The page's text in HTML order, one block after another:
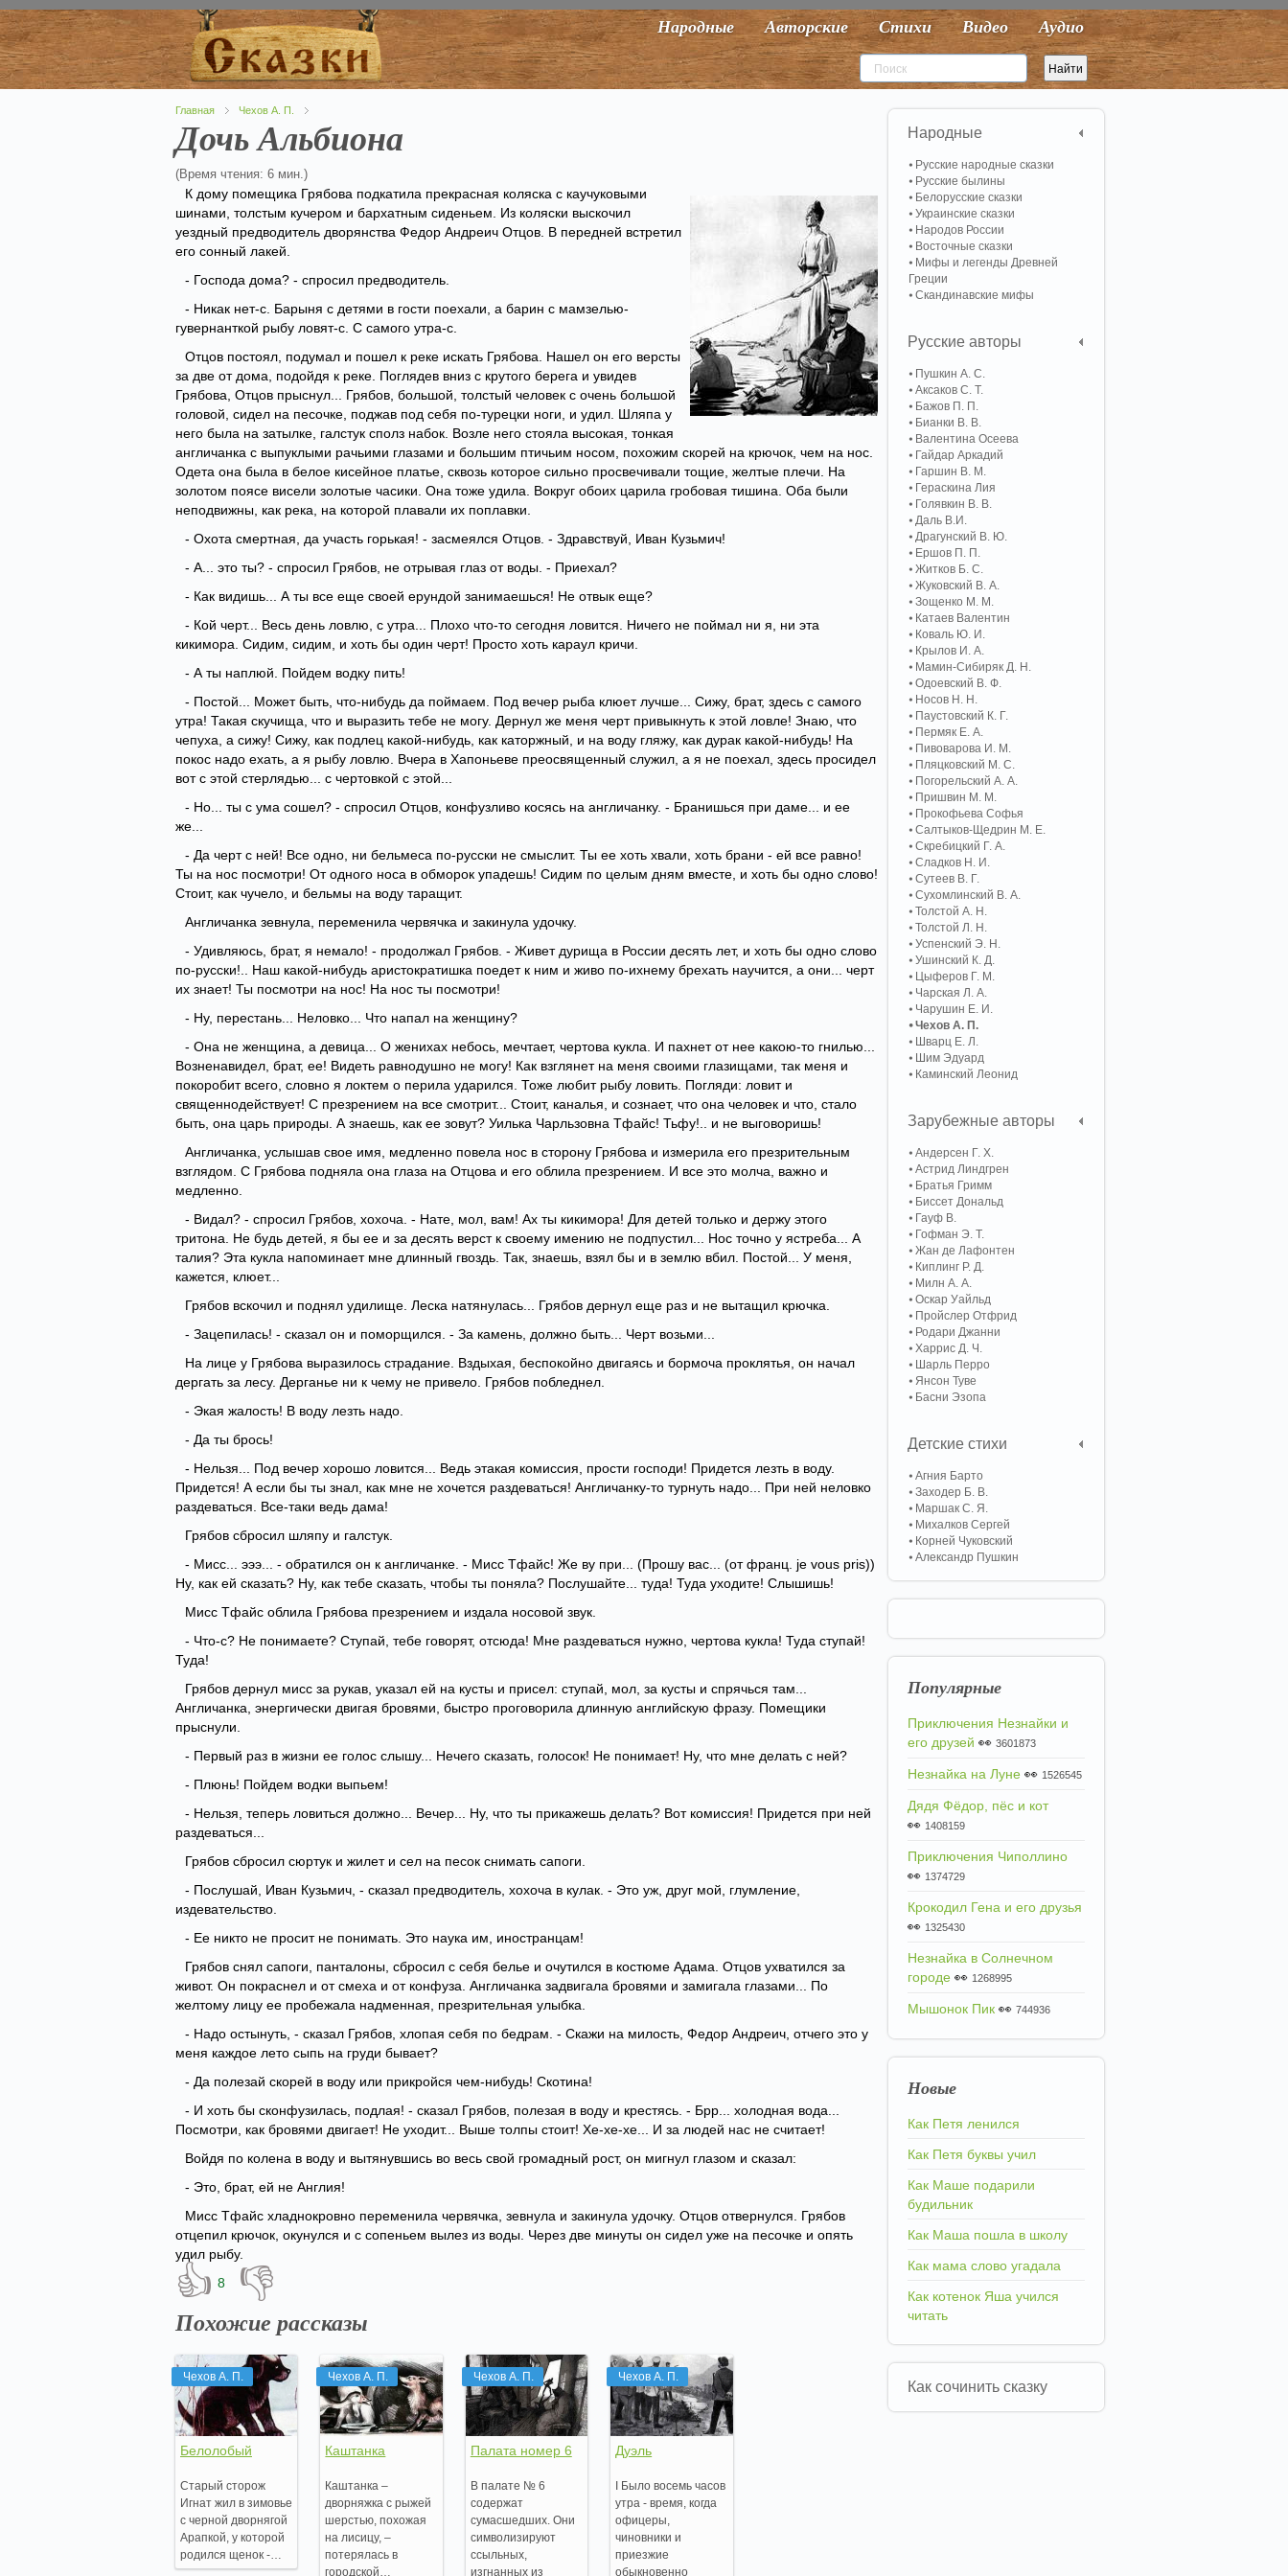
Народные Авторские Стихи Видео Аудио
Главная Чехов А. П.
Дочь Альбиона
(Время чтения: 6 мин.)
К дому помещика Грябова подкатила прекрасная коляска с каучуковыми
шинами, толстым кучером и бархатным сиденьем. Из коляски выскочил
уездный предводитель дворянства Федор Андреич Отцов. В передней встретил
его сонный лакей.
- Господа дома? - спросил предводитель.
- Никак нет-с. Барыня с детями в гости поехали, а барин с мамзелью-
гувернанткой рыбу ловят-с. С самого утра-с.
Отцов постоял, подумал и пошел к реке искать Грябова. Нашел он его версты
за две от дома, подойдя к реке. Поглядев вниз с крутого берега и увидев
Грябова, Отцов прыснул... Грябов, большой, толстый человек с очень большой
головой, сидел на песочке, поджав под себя по-турецки ноги, и удил. Шляпа у
него была на затылке, галстук сполз набок. Возле него стояла высокая, тонкая
англичанка с выпуклыми рачьими глазами и большим птичьим носом, похожим скорей на крючок, чем на нос.
Одета она была в белое кисейное платье, сквозь которое сильно просвечивали тощие, желтые плечи. На
золотом поясе висели золотые часики. Она тоже удила. Вокруг обоих царила гробовая тишина. Оба были
неподвижны, как река, на которой плавали их поплавки.
- Охота смертная, да участь горькая! - засмеялся Отцов. - Здравствуй, Иван Кузьмич!
- А... это ты? - спросил Грябов, не отрывая глаз от воды. - Приехал?
- Как видишь... А ты все еще своей ерундой занимаешься! Не отвык еще?
- Кой черт... Весь день ловлю, с утра... Плохо что-то сегодня ловится. Ничего не поймал ни я, ни эта
кикимора. Сидим, сидим, и хоть бы один черт! Просто хоть караул кричи.
- А ты наплюй. Пойдем водку пить!
- Постой... Может быть, что-нибудь да поймаем. Под вечер рыба клюет лучше... Сижу, брат, здесь с самого
утра! Такая скучища, что и выразить тебе не могу. Дернул же меня черт привыкнуть к этой ловле! Знаю, что
чепуха, а сижу! Сижу, как подлец какой-нибудь, как каторжный, и на воду гляжу, как дурак какой-нибудь! На
покос надо ехать, а я рыбу ловлю. Вчера в Хапоньеве преосвященный служил, а я не поехал, здесь просидел
вот с этой стерлядью... с чертовкой с этой...
- Но... ты с ума сошел? - спросил Отцов, конфузливо косясь на англичанку. - Бранишься при даме... и ее
же...
- Да черт с ней! Все одно, ни бельмеса по-русски не смыслит. Ты ее хоть хвали, хоть брани - ей все равно!
Ты на нос посмотри! От одного носа в обморок упадешь! Сидим по целым дням вместе, и хоть бы одно слово!
Стоит, как чучело, и бельмы на воду таращит.
Англичанка зевнула, переменила червячка и закинула удочку.
- Удивляюсь, брат, я немало! - продолжал Грябов. - Живет дурища в России десять лет, и хоть бы одно слово
по-русски!.. Наш какой-нибудь аристократишка поедет к ним и живо по-ихнему брехать научится, а они... черт
их знает! Ты посмотри на нос! На нос ты посмотри!
- Ну, перестань... Неловко... Что напал на женщину?
- Она не женщина, а девица... О женихах небось, мечтает, чертова кукла. И пахнет от нее какою-то гнилью...
Возненавидел, брат, ее! Видеть равнодушно не могу! Как взглянет на меня своими глазищами, так меня и
покоробит всего, словно я локтем о перила ударился. Тоже любит рыбу ловить. Погляди: ловит и
священнодействует! С презрением на все смотрит... Стоит, каналья, и сознает, что она человек и что, стало
быть, она царь природы. А знаешь, как ее зовут? Уилька Чарльзовна Тфайс! Тьфу!.. и не выговоришь!
Англичанка, услышав свое имя, медленно повела нос в сторону Грябова и измерила его презрительным
взглядом. С Грябова подняла она глаза на Отцова и его облила презрением. И все это молча, важно и
медленно.
- Видал? - спросил Грябов, хохоча. - Нате, мол, вам! Ах ты кикимора! Для детей только и держу этого
тритона. Не будь детей, я бы ее и за десять верст к своему имению не подпустил... Нос точно у ястреба... А
талия? Эта кукла напоминает мне длинный гвоздь. Так, знаешь, взял бы и в землю вбил. Постой... У меня,
кажется, клюет...
Грябов вскочил и поднял удилище. Леска натянулась... Грябов дернул еще раз и не вытащил крючка.
- Зацепилась! - сказал он и поморщился. - За камень, должно быть... Черт возьми...
На лице у Грябова выразилось страдание. Вздыхая, беспокойно двигаясь и бормоча проклятья, он начал
дергать за лесу. Дерганье ни к чему не привело. Грябов побледнел.
- Экая жалость! В воду лезть надо.
- Да ты брось!
- Нельзя... Под вечер хорошо ловится... Ведь этакая комиссия, прости господи! Придется лезть в воду.
Придется! А если бы ты знал, как мне не хочется раздеваться! Англичанку-то турнуть надо... При ней неловко
раздеваться. Все-таки ведь дама!
Грябов сбросил шляпу и галстук.
- Мисс... эээ... - обратился он к англичанке. - Мисс Тфайс! Же ву при... (Прошу вас... (от франц. je vous pris))
Ну, как ей сказать? Ну, как тебе сказать, чтобы ты поняла? Послушайте... туда! Туда уходите! Слышишь!
Мисс Тфайс облила Грябова презрением и издала носовой звук.
- Что-с? Не понимаете? Ступай, тебе говорят, отсюда! Мне раздеваться нужно, чертова кукла! Туда ступай!
Туда!
Грябов дернул мисс за рукав, указал ей на кусты и присел: ступай, мол, за кусты и спрячься там...
Англичанка, энергически двигая бровями, быстро проговорила длинную английскую фразу. Помещики
прыснули.
- Первый раз в жизни ее голос слышу... Нечего сказать, голосок! Не понимает! Ну, что мне делать с ней?
- Плюнь! Пойдем водки выпьем!
- Нельзя, теперь ловиться должно... Вечер... Ну, что ты прикажешь делать? Вот комиссия! Придется при ней
раздеваться...
Грябов сбросил сюртук и жилет и сел на песок снимать сапоги.
- Послушай, Иван Кузьмич, - сказал предводитель, хохоча в кулак. - Это уж, друг мой, глумление,
издевательство.
- Ее никто не просит не понимать. Это наука им, иностранцам!
Грябов снял сапоги, панталоны, сбросил с себя белье и очутился в костюме Адама. Отцов ухватился за
живот. Он покраснел и от смеха и от конфуза. Англичанка задвигала бровями и замигала глазами... По
желтому лицу ее пробежала надменная, презрительная улыбка.
- Надо остынуть, - сказал Грябов, хлопая себя по бедрам. - Скажи на милость, Федор Андреич, отчего это у
меня каждое лето сыпь на груди бывает?
- Да полезай скорей в воду или прикройся чем-нибудь! Скотина!
- И хоть бы сконфузилась, подлая! - сказал Грябов, полезая в воду и крестясь. - Брр... холодная вода...
Посмотри, как бровями двигает! Не уходит... Выше толпы стоит! Хе-хе-хе... И за людей нас не считает!
Войдя по колена в воду и вытянувшись во весь свой громадный рост, он мигнул глазом и сказал:
- Это, брат, ей не Англия!
Мисс Тфайс хладнокровно переменила червячка, зевнула и закинула удочку. Отцов отвернулся. Грябов
отцепил крючок, окунулся и с сопеньем вылез из воды. Через две минуты он сидел уже на песочке и опять
удил рыбу.
👍 8 👎
Похожие рассказы
Чехов А. П.
Белолобый
Старый сторож
Игнат жил в зимовье
с черной дворнягой
Арапкой, у которой
родился щенок -…
Чехов А. П.
Каштанка
Каштанка –
дворняжка с рыжей
шерстью, похожая
на лисицу, –
потерялась в
городской…
Чехов А. П.
Палата номер 6
В палате № 6
содержат
сумасшедших. Они
символизируют
ссыльных,
изгнанных из
Чехов А. П.
Дуэль
I Было восемь часов
утра - время, когда
офицеры,
чиновники и
приезжие
обыкновенно
Народные
Русские народные сказки
Русские былины
Белорусские сказки
Украинские сказки
Народов России
Восточные сказки
Мифы и легенды Древней
Греции
Скандинавские мифы
Русские авторы
Пушкин А. С.
Аксаков С. Т.
Бажов П. П.
Бианки В. В.
Валентина Осеева
Гайдар Аркадий
Гаршин В. М.
Гераскина Лия
Голявкин В. В.
Даль В.И.
Драгунский В. Ю.
Ершов П. П.
Житков Б. С.
Жуковский В. А.
Зощенко М. М.
Катаев Валентин
Коваль Ю. И.
Крылов И. А.
Мамин-Сибиряк Д. Н.
Одоевский В. Ф.
Носов Н. Н.
Паустовский К. Г.
Пермяк Е. А.
Пивоварова И. М.
Пляцковский М. С.
Погорельский А. A.
Пришвин М. М.
Прокофьева Софья
Салтыков-Щедрин М. Е.
Скребицкий Г. А.
Сладков Н. И.
Сутеев В. Г.
Сухомлинский В. А.
Толстой А. Н.
Толстой Л. Н.
Успенский Э. Н.
Ушинский К. Д.
Цыферов Г. М.
Чарская Л. А.
Чарушин Е. И.
Чехов А. П.
Шварц Е. Л.
Шим Эдуард
Каминский Леонид
Зарубежные авторы
Андерсен Г. Х.
Астрид Линдгрен
Братья Гримм
Биссет Дональд
Гауф В.
Гофман Э. Т.
Жан де Лафонтен
Киплинг Р. Д.
Милн А. А.
Оскар Уайльд
Пройслер Отфрид
Родари Джанни
Харрис Д. Ч.
Шарль Перро
Янсон Туве
Басни Эзопа
Детские стихи
Агния Барто
Заходер Б. В.
Маршак С. Я.
Михалков Сергей
Корней Чуковский
Александр Пушкин
Популярные
Приключения Незнайки и
его друзей 👀 3601873
Незнайка на Луне 👀 1526545
Дядя Фёдор, пёс и кот
👀 1408159
Приключения Чиполлино
👀 1374729
Крокодил Гена и его друзья
👀 1325430
Незнайка в Солнечном
городе 👀 1268995
Мышонок Пик 👀 744936
Новые
Как Петя ленился
Как Петя буквы учил
Как Маше подарили
будильник
Как Маша пошла в школу
Как мама слово угадала
Как котенок Яша учился
читать
Как сочинить сказку